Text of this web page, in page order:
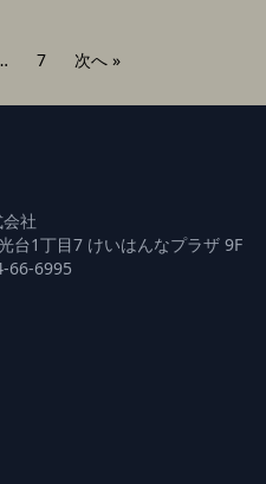
7 次へ »
社
台1丁目7 けいはんなプラザ 9F
66-6995